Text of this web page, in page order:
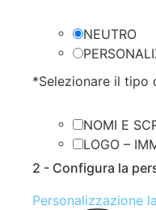
NEUTRO
*Selezionare il tipo
NOMI E
LOGO –
2 - Configura la
Personalizzazione